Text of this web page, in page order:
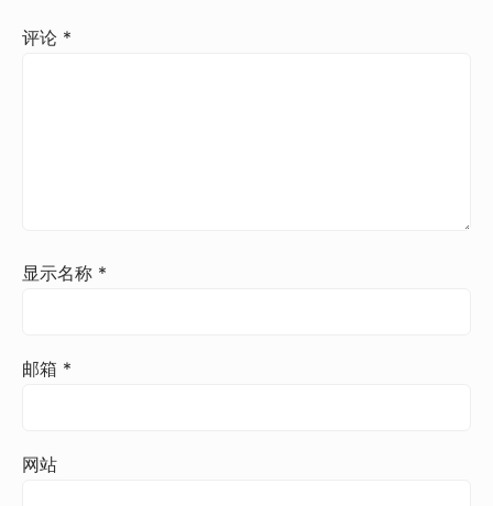
评论 *
显示名称 *
邮箱 *
网站